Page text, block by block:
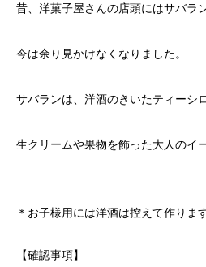
昔、洋菓子屋さんの店頭にはサバラ
今は余り見かけなくなりました。
サバランは、洋酒のきいたティーシ
生クリームや果物を飾った大人のイ
＊お子様用には洋酒は控えて作りま
【確認事項】